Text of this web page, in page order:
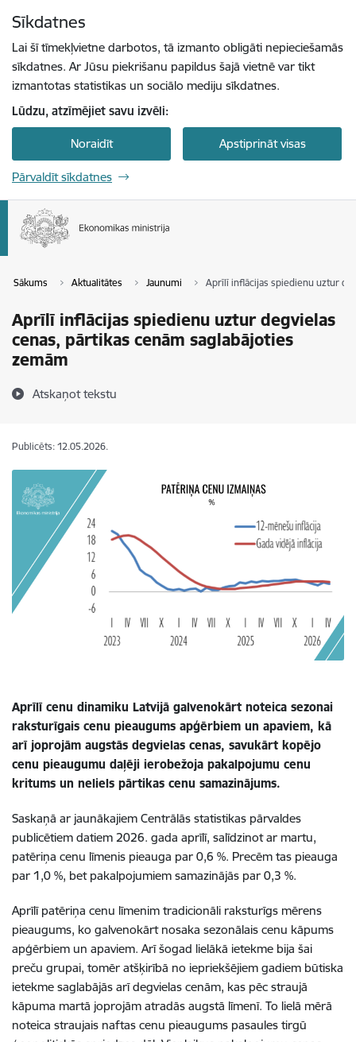
Sīkdatnes
Lai šī tīmekļvietne darbotos, tā izmanto obligāti nepieciešamās
sīkdatnes. Ar Jūsu piekrišanu papildus šajā vietnē var tikt
izmantotas statistikas un sociālo mediju sīkdatnes.
Lūdzu, atzīmējiet savu izvēli:
Noraidīt Apstiprināt visas
Pārvaldīt sīkdatnes
Sākums Aktualitātes Jaunumi Aprīlī inflācijas spiedienu uztur
Aprīlī inflācijas spiedienu uztur degvielas
cenas, pārtikas cenām saglabājoties
zemām
Atskaņot tekstu
Publicēts: 12.05.2026.
Aprīlī cenu dinamiku Latvijā galvenokārt noteica sezonai
raksturīgais cenu pieaugums apģērbiem un apaviem, kā
arī joprojām augstās degvielas cenas, savukārt kopējo
cenu pieaugumu daļēji ierobežoja pakalpojumu cenu
kritums un neliels pārtikas cenu samazinājums.
Saskaņā ar jaunākajiem Centrālās statistikas pārvaldes
publicētiem datiem 2026. gada aprīlī, salīdzinot ar martu,
patēriņa cenu līmenis pieauga par 0,6 %. Precēm tas pieauga
par 1,0 %, bet pakalpojumiem samazinājās par 0,3 %.
Aprīlī patēriņa cenu līmenim tradicionāli raksturīgs mērens
pieaugums, ko galvenokārt nosaka sezonālais cenu kāpums
apģērbiem un apaviem. Arī šogad lielākā ietekme bija šai
preču grupai, tomēr atšķirībā no iepriekšējiem gadiem būtiska
ietekme saglabājās arī degvielas cenām, kas pēc straujā
kāpuma martā joprojām atradās augstā līmenī. To lielā mērā
noteica straujais naftas cenu pieaugums pasaules tirgū